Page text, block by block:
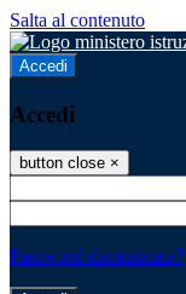
Salta al contenuto
Accedi
Accedi
button close ×
Password dimenticata?